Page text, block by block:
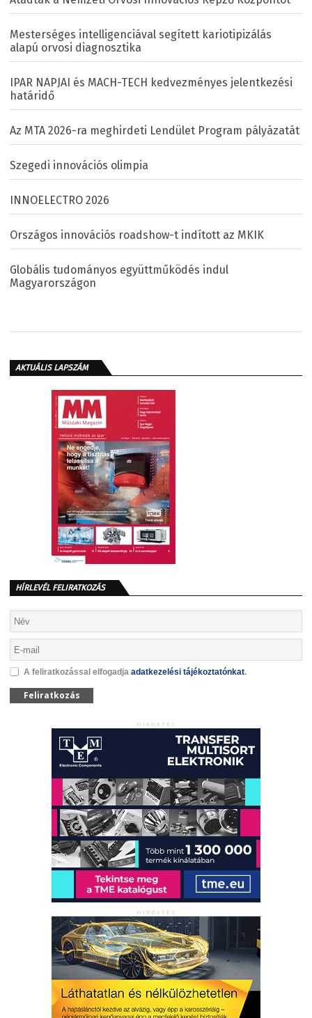
Mesterséges intelligenciával segített kariotipizálás
alapú orvosi diagnosztika
IPAR NAPJAI és MACH-TECH kedvezményes jelentkezési
határidő
Az MTA 2026-ra meghirdeti Lendület Program pályázatát
Szegedi innovációs olimpia
INNOELECTRO 2026
Országos innovációs roadshow-t indított az MKIK
Globális tudományos együttműködés indul
Magyarországon
AKTUÁLIS LAPSZÁM
HÍRLEVÉL FELIRATKOZÁS
A feliratkozással elfogadja adatkezelési tájékoztatónkat.
Feliratkozás
HIRDETÉS
HIRDETÉS